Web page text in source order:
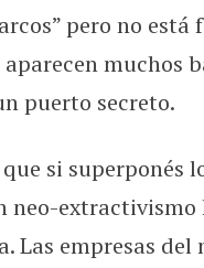
pero no
aparecen muchos
puerto secreto.
si superponés
extractivismo
Las empresas